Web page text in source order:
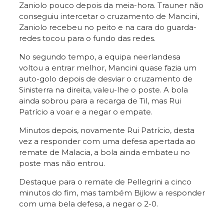
Zaniolo pouco depois da meia-hora. Trauner não
conseguiu intercetar o cruzamento de Mancini,
Zaniolo recebeu no peito e na cara do guarda-
redes tocou para o fundo das redes.
No segundo tempo, a equipa neerlandesa
voltou a entrar melhor, Mancini quase fazia um
auto-golo depois de desviar o cruzamento de
Sinisterra na direita, valeu-lhe o poste. A bola
ainda sobrou para a recarga de Til, mas Rui
Patrício a voar e a negar o empate.
Minutos depois, novamente Rui Patrício, desta
vez a responder com uma defesa apertada ao
remate de Malacia, a bola ainda embateu no
poste mas não entrou.
Destaque para o remate de Pellegrini a cinco
minutos do fim, mas também Bijlow a responder
com uma bela defesa, a negar o 2-0.